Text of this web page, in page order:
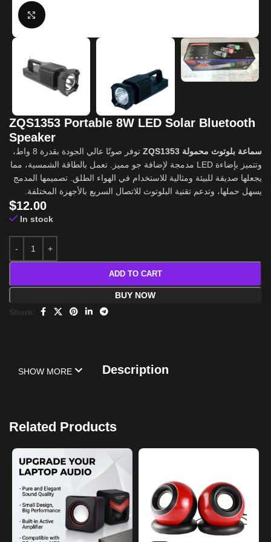
Click to enlarge
ZQS1353 Portable 8W LED Solar Bluetooth
Speaker
سماعة بلوتوث محمولة ZQS1353
توفر صوتًا عالي الجودة بقدرة 8 واط،
وتتميز بإضاءة LED مدمجة لإضافة جو مميز. تعمل بالطاقة الشمسية، مما
يجعلها صديقة للبيئة ومثالية للاستخدام في الهواء الطلق. تصميمها المدمج
يسهل حملها، وتدعم تقنية البلوتوث للاتصال السريع بالأجهزة المختلفة.
$12.00
In stock
ADD TO CART
BUY NOW
Share:
Description
SHOW MORE
Related Products